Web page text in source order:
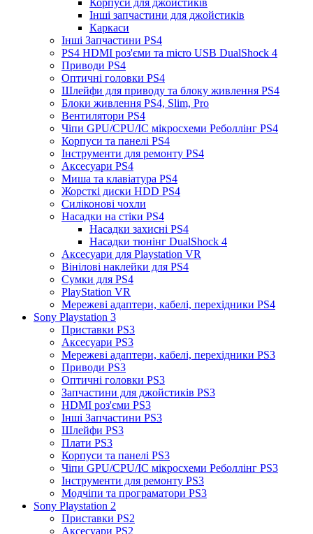
Інші запчастини для джойстиків
Каркаси
Інші Запчастини PS4
PS4 HDMI роз'єми та micro USB DualShock 4
Приводи PS4
Оптичні головки PS4
Шлейфи для приводу та блоку живлення PS4
Блоки живлення PS4, Slim, Pro
Вентилятори PS4
Чіпи GPU/CPU/IC мікросхеми Реболлінг PS4
Корпуси та панелі PS4
Інструменти для ремонту PS4
Аксесуари PS4
Миша та клавіатура PS4
Жорсткі диски HDD PS4
Силіконові чохли
Насадки на стіки PS4
Насадки захисні PS4
Насадки тюнінг DualShock 4
Аксесуари для Playstation VR
Вінілові наклейки для PS4
Сумки для PS4
PlayStation VR
Мережеві адаптери, кабелі, перехідники PS4
Sony Playstation 3
Приставки PS3
Аксесуари PS3
Мережеві адаптери, кабелі, перехідники PS3
Приводи PS3
Оптичні головки PS3
Запчастини для джойстиків PS3
HDMI роз'єми PS3
Інші Запчастини PS3
Шлейфи PS3
Плати PS3
Корпуси та панелі PS3
Чіпи GPU/CPU/IC мікросхеми Реболлінг PS3
Інструменти для ремонту PS3
Модчіпи та програматори PS3
Sony Playstation 2
Приставки PS2
Аксесуари PS2